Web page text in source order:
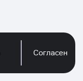
Согласен